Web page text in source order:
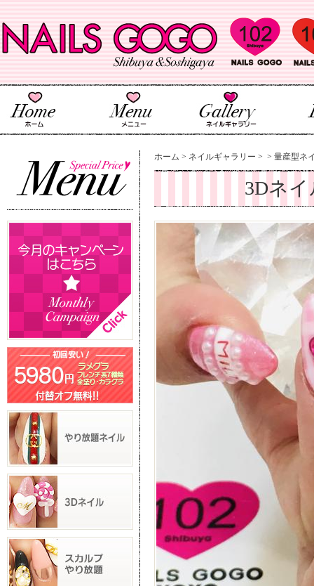
ホーム > ネイルギャラリー > > 量産型ネ
3Dネ